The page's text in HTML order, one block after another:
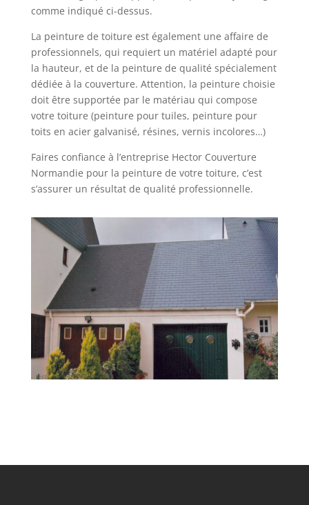
comme indiqué ci-dessus.
La peinture de toiture est également une affaire de
professionnels, qui requiert un matériel adapté pour
la hauteur, et de la peinture de qualité spécialement
dédiée à la couverture. Attention, la peinture choisie
doit être supportée par le matériau qui compose
votre toiture (peinture pour tuiles, peinture pour
toits en acier galvanisé, résines, vernis incolores…)
Faires confiance à l’entreprise Hector Couverture
Normandie pour la peinture de votre toiture, c’est
s’assurer un résultat de qualité professionnelle.